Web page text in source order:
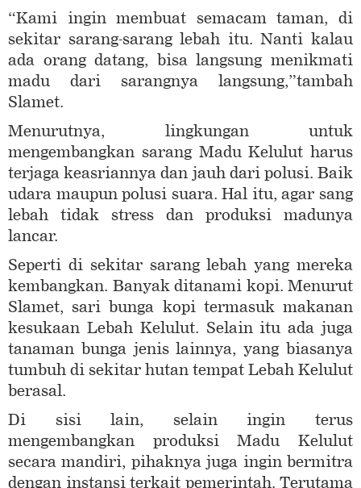
“Kami ingin membuat semacam taman, di
sekitar sarang-sarang lebah itu. Nanti kalau
ada orang datang, bisa langsung menikmati
madu dari sarangnya langsung,”tambah
Slamet.
Menurutnya, lingkungan untuk
mengembangkan sarang Madu Kelulut harus
terjaga keasriannya dan jauh dari polusi. Baik
udara maupun polusi suara. Hal itu, agar sang
lebah tidak stress dan produksi madunya
lancar.
Seperti di sekitar sarang lebah yang mereka
kembangkan. Banyak ditanami kopi. Menurut
Slamet, sari bunga kopi termasuk makanan
kesukaan Lebah Kelulut. Selain itu ada juga
tanaman bunga jenis lainnya, yang biasanya
tumbuh di sekitar hutan tempat Lebah Kelulut
berasal.
Di sisi lain, selain ingin terus
mengembangkan produksi Madu Kelulut
secara mandiri, pihaknya juga ingin bermitra
dengan instansi terkait pemerintah. Terutama